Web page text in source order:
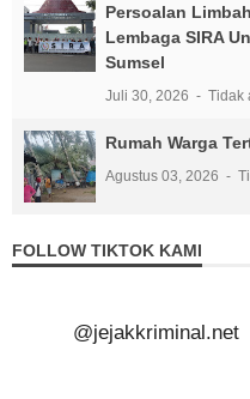
Persoalan
Lembaga SIRA
Sumsel
Juli 30, 2026 Tidak
Rumah Warga
Agustus 03, 2026
FOLLOW TIKTOK KAMI
@jejakkriminal.net